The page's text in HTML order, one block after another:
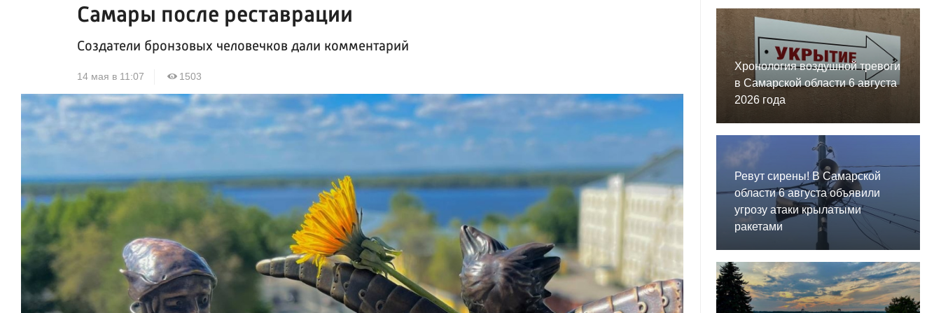
Самары после реставрации
Создатели бронзовых человечков дали комментарий
14 мая в 11:07 1503
Хронология воздушной тревоги
в Самарской области 6 августа
2026 года
Ревут сирены! В Самарской
области 6 августа объявили
угрозу атаки крылатыми
ракетами